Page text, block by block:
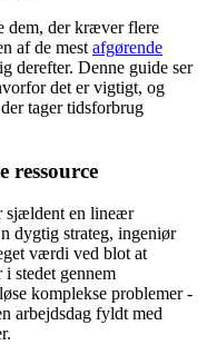
dem, der kræver flere
af de mest afgørende
derefter. Denne guide ser
det er vigtigt, og
tager tidsforbrug
ressource
sjældent en lineær
dygtig strateg, ingeniør
værdi ved blot at
stedet gennem
komplekse problemer -
arbejdsdag fyldt med